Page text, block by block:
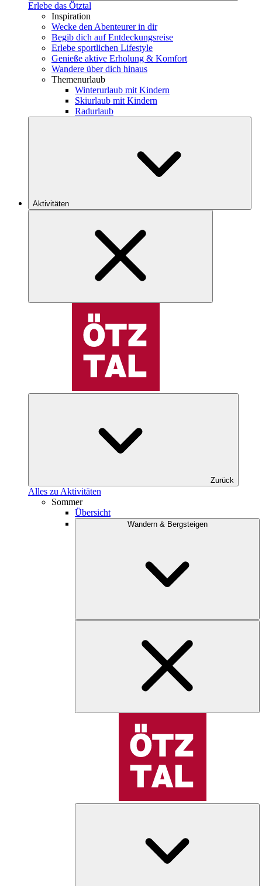
Erlebe das Ötztal
Inspiration
Wecke den Abenteurer in dir
Begib dich auf Entdeckungsreise
Erlebe sportlichen Lifestyle
Genieße aktive Erholung & Komfort
Wandere über dich hinaus
Themenurlaub
Winterurlaub mit Kindern
Skiurlaub mit Kindern
Radurlaub
Aktivitäten
Zurück
Alles zu Aktivitäten
Sommer
Übersicht
Wandern & Bergsteigen